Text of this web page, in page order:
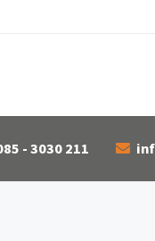
- 3030 211